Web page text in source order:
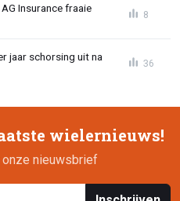
Insurance fraaie
8
jaar schorsing uit na
36
wielernieuws!
nieuwsbrief